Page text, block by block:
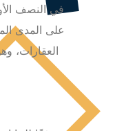
في النصف
على المدى
العقارات،